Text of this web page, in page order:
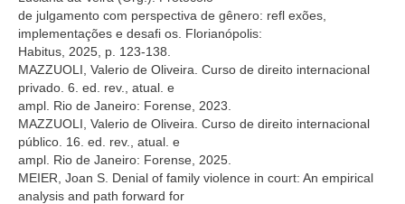
de julgamento com perspectiva de gênero: refl exões,
implementações e desafi os. Florianópolis:
Habitus, 2025, p. 123-138.
MAZZUOLI, Valerio de Oliveira. Curso de direito internacional
privado. 6. ed. rev., atual. e
ampl. Rio de Janeiro: Forense, 2023.
MAZZUOLI, Valerio de Oliveira. Curso de direito internacional
público. 16. ed. rev., atual. e
ampl. Rio de Janeiro: Forense, 2025.
MEIER, Joan S. Denial of family violence in court: An empirical
analysis and path forward for